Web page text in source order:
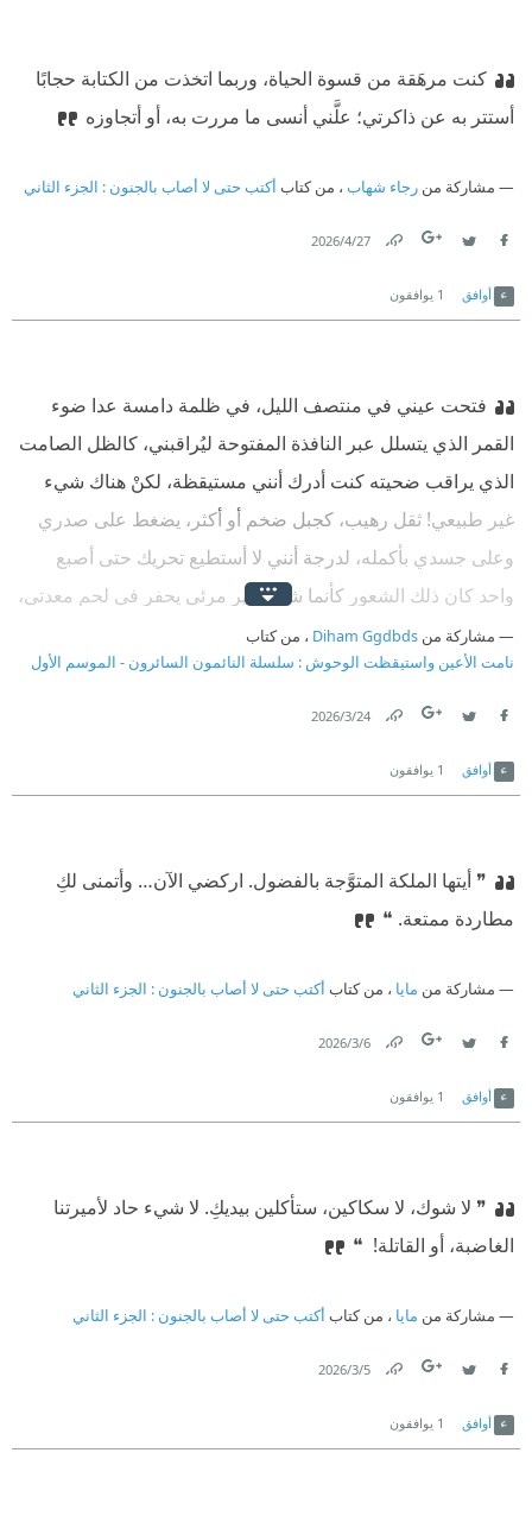
كنت مرهَقة من قسوة الحياة، وربما اتخذت من الكتابة حجابًا
أستتر به عن ذاكرتي؛ علَّني أنسى ما مررت به، أو أتجاوزه
مشاركة من رجاء شهاب ، من كتاب أكتب حتى لا أصاب بالجنون : الجزء الثاني
27‏/4‏/2026
أوافق 1 يوافقون
‫فتحت‏ عيني في منتصف الليل، في ظلمة دامسة عدا ضوء
القمر الذي يتسلل عبر النافذة المفتوحة ليُراقبني، كالظل الصامت
الذي يراقب ضحيته كنت أدرك أنني مستيقظة، لكنْ هناك شيء
غير طبيعي! ثقل رهيب، كجبل ضخم أو أكثر، يضغط على صدري
وعلى جسدي بأكمله، لدرجة أنني لا أستطيع تحريك حتى أصبع
واحد كان ذلك الشعور كأنما شيء غير مرئي يحفر في لحم معدتي،
يستنزف هواء رئتي، ويمنعني من التنفس حاولت التحرك، لكن
جسدي كان أشبه بجثة هامدة، حبيسًا في سجنٍ من الألم والشلل
حاولت التنفس، لكن الهواء كان يهرب من بين شفاهي كما لو أنه
مشاركة من Diham Ggdbds ، من كتاب
نامت الأعين واستيقظت الوحوش : سلسلة النائمون السائرون - الموسم الأول
24‏/3‏/2026
أوافق 1 يوافقون
❞ أيتها الملكة المتوَّجة بالفضول. اركضي الآن… وأتمنى لكِ
مطاردة ممتعة. ❝
مشاركة من مايا ، من كتاب أكتب حتى لا أصاب بالجنون : الجزء الثاني
6‏/3‏/2026
أوافق 1 يوافقون
❞ لا شوك، لا سكاكين، ستأكلين بيديكِ. لا شيء حاد لأميرتنا
الغاضبة، أو القاتلة! ‏ ❝
مشاركة من مايا ، من كتاب أكتب حتى لا أصاب بالجنون : الجزء الثاني
5‏/3‏/2026
أوافق 1 يوافقون